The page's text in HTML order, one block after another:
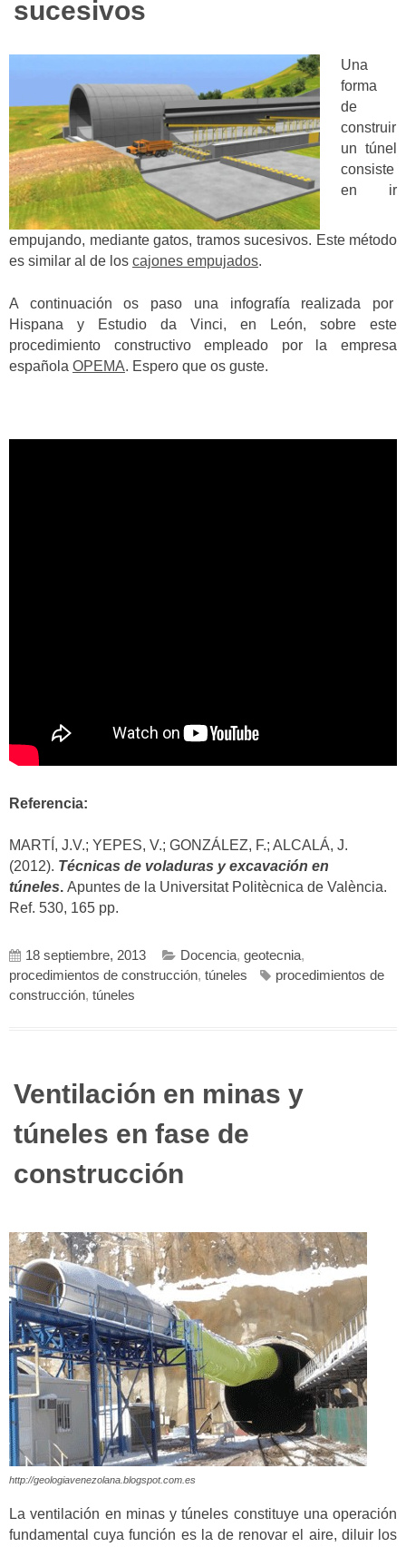
sucesivos
Una
forma
de
construir
un túnel
consiste
en ir
empujando, mediante gatos, tramos sucesivos. Este método
es similar al de los cajones empujados.
A continuación os paso una infografía realizada por
Hispana y Estudio da Vinci, en León, sobre este
procedimiento constructivo empleado por la empresa
española OPEMA. Espero que os guste.
Referencia:
MARTÍ, J.V.; YEPES, V.; GONZÁLEZ, F.; ALCALÁ, J.
(2012). Técnicas de voladuras y excavación en
túneles. Apuntes de la Universitat Politècnica de València.
Ref. 530, 165 pp.
18 septiembre, 2013 Docencia, geotecnia,
procedimientos de construcción, túneles
procedimientos de
construcción, túneles
Ventilación en minas y
túneles en fase de
construcción
http://geologiavenezolana.blogspot.com.es
La ventilación en minas y túneles constituye una operación
fundamental cuya función es la de renovar el aire, diluir los